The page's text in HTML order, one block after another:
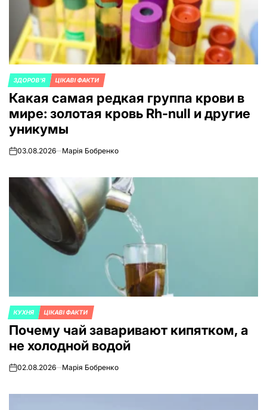
ОПУБЛИКОВАНО
В
ЗДОРОВ'Я ЦІКАВІ ФАКТИ
Какая самая редкая группа крови в
мире: золотая кровь Rh-null и другие
уникумы
on03.08.2026 Марія Бобренко
ОПУБЛИКОВАНО
В
КУХНЯ ЦІКАВІ ФАКТИ
Почему чай заваривают кипятком, а
не холодной водой
on02.08.2026 Марія Бобренко